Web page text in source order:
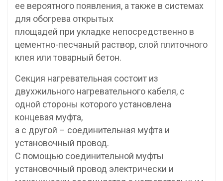
ее вероятного появления, а также в системах
для обогрева открытых
площадей при укладке непосредственно в
цементно-песчаный раствор, слой плиточного
клея или товарный бетон.
Секция нагревательная состоит из
двухжильного нагревательного кабеля, с
одной стороны которого установлена
концевая муфта,
а с другой – соединительная муфта и
установочный провод.
С помощью соединительной муфты
установочный провод электрически и